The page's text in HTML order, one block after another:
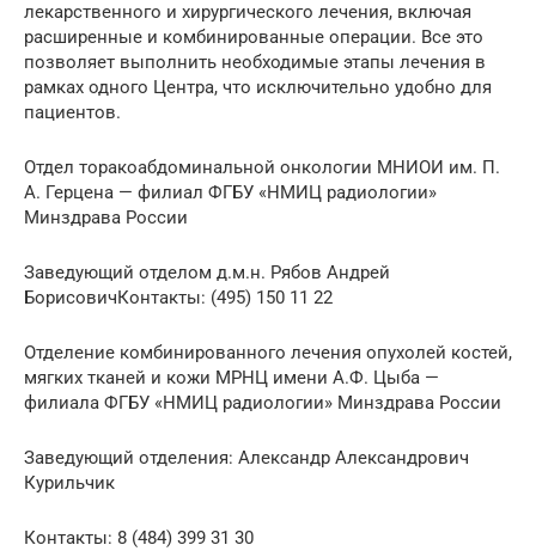
лекарственного и хирургического лечения, включая
расширенные и комбинированные операции. Все это
позволяет выполнить необходимые этапы лечения в
рамках одного Центра, что исключительно удобно для
пациентов.
Отдел торакоабдоминальной онкологии МНИОИ им. П.
А. Герцена — филиал ФГБУ «НМИЦ радиологии»
Минздрава России
Заведующий отделом д.м.н. Рябов Андрей
БорисовичКонтакты: (495) 150 11 22
Отделение комбинированного лечения опухолей костей,
мягких тканей и кожи МРНЦ имени А.Ф. Цыба —
филиала ФГБУ «НМИЦ радиологии» Минздрава России
Заведующий отделения: Александр Александрович
Курильчик
Контакты: 8 (484) 399 31 30